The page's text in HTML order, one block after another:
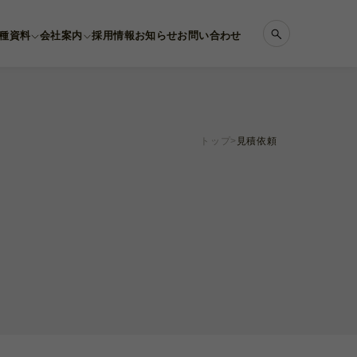
資料 会社案内 採用情報お知らせお問い合わせ
トップ 見積依頼